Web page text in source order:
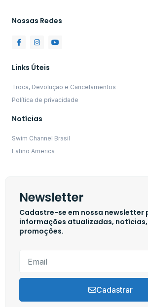
Nossas Redes
Links Úteis
Troca, Devolução e Cancelamentos
Política de privacidade
Notícias
Swim Channel Brasil
Latino America
Newsletter
Cadastre-se em nossa newsletter
informações atualizadas,
promoções.
Cadastrar